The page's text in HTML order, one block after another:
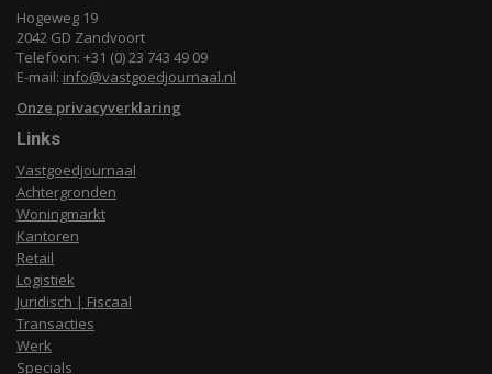
Hogeweg 19
2042 GD Zandvoort
Telefoon: +31 (0) 23 743 49 09
E-mail: info@vastgoedjournaal.nl
Onze privacyverklaring
Links
Vastgoedjournaal
Achtergronden
Woningmarkt
Kantoren
Retail
Logistiek
Juridisch | Fiscaal
Transacties
Werk
Specials